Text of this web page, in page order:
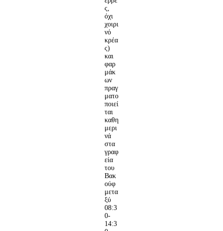
ς,
όχι
χοιρι
νό
κρέα
ς)
και
φαρ
μάκ
ων
πραγ
ματο
ποιεί
ται
καθη
μερι
νά
στα
γραφ
εία
του
Βακ
ούφ
μετα
ξύ
08:3
0-
14:3